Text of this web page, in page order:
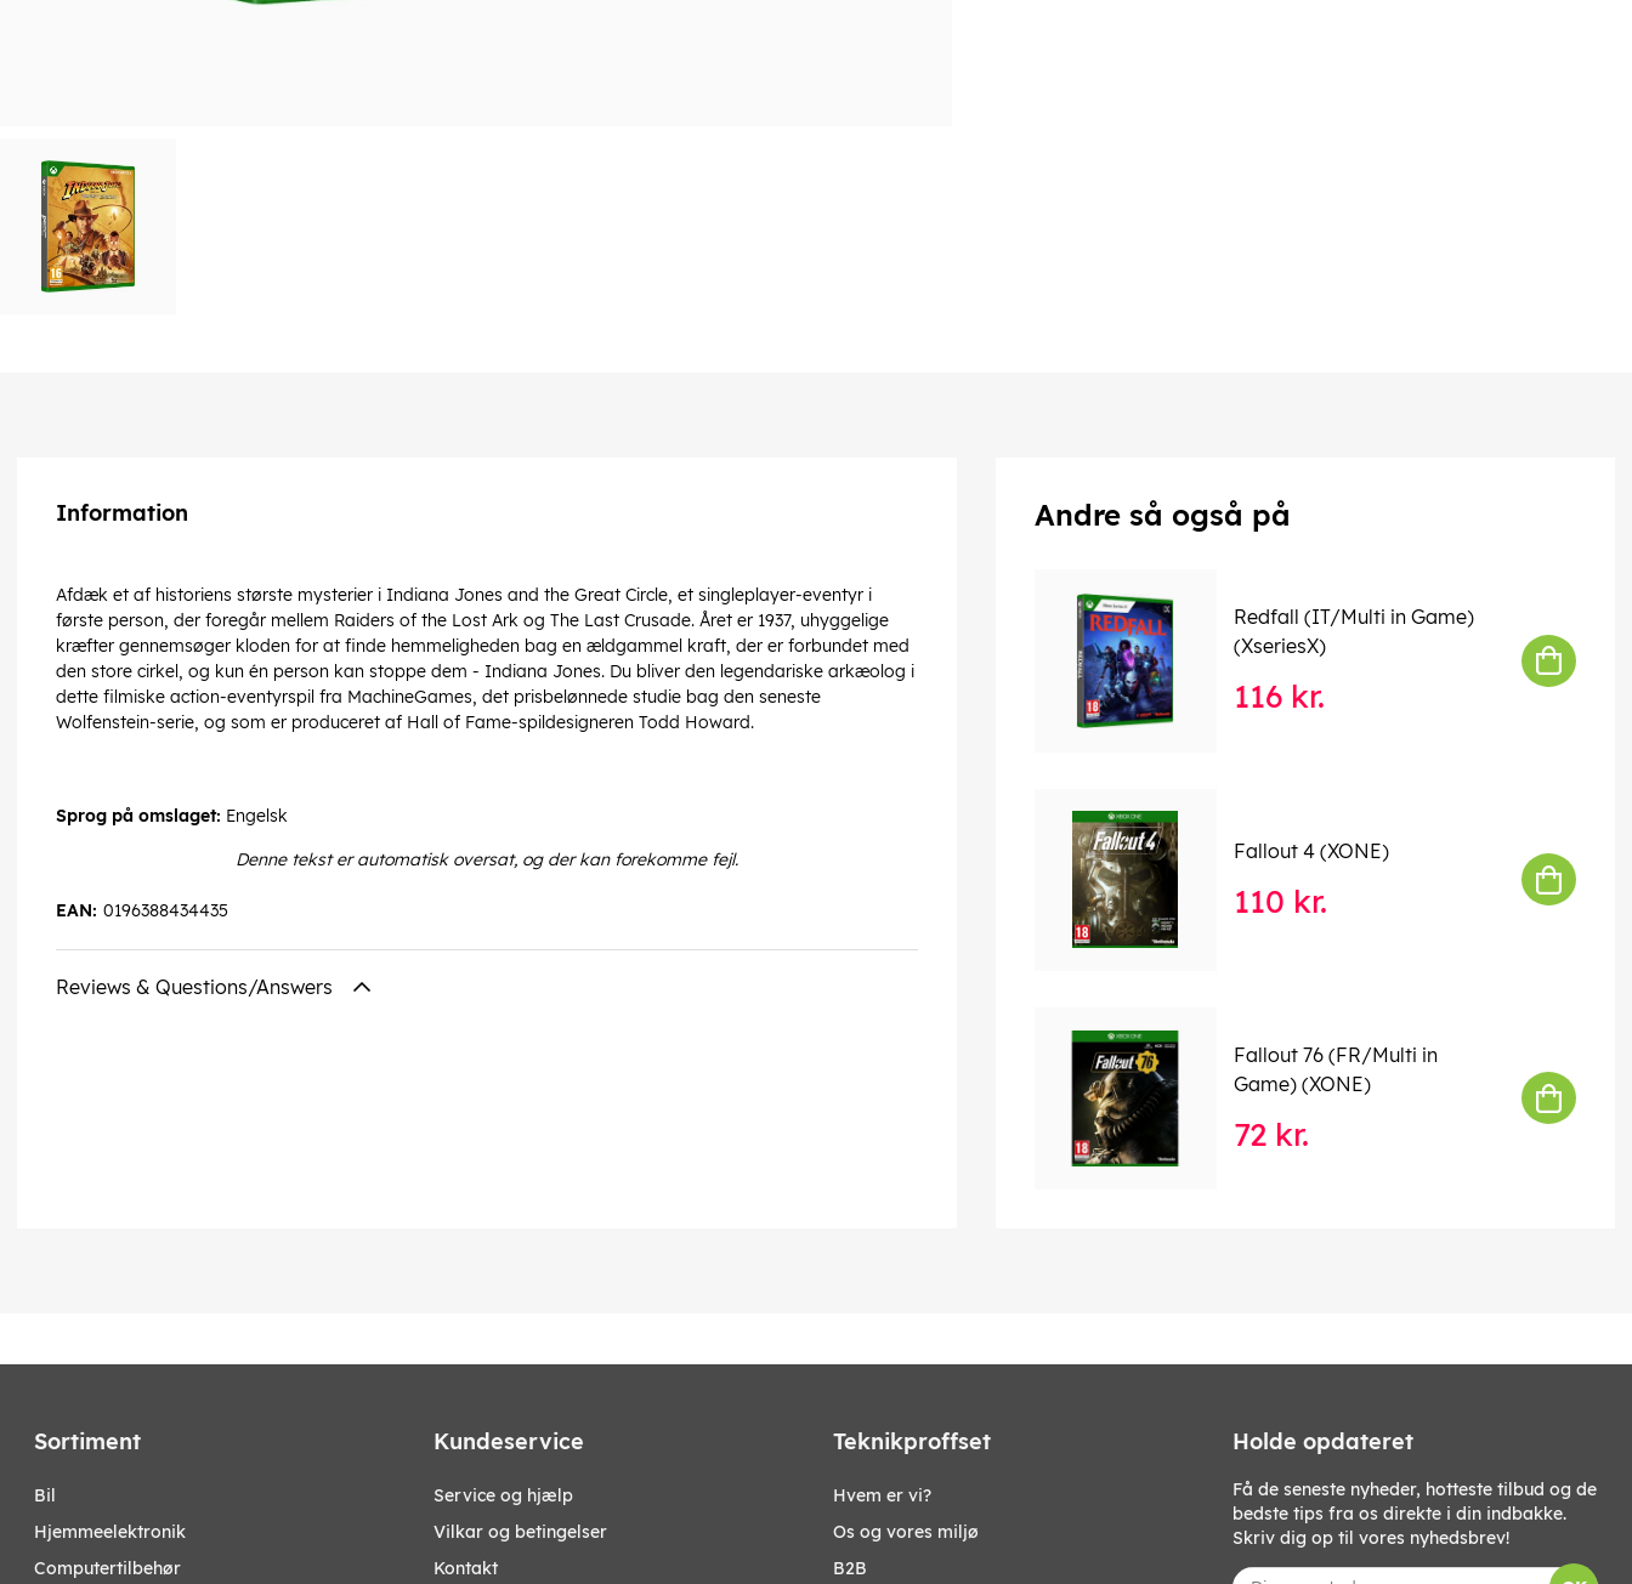
Information
Afdæk et af historiens største mysterier i Indiana Jones and the Great Circle, et singleplayer-eventyr i
første person, der foregår mellem Raiders of the Lost Ark og The Last Crusade. Året er 1937, uhyggelige
kræfter gennemsøger kloden for at finde hemmeligheden bag en ældgammel kraft, der er forbundet med
den store cirkel, og kun én person kan stoppe dem - Indiana Jones. Du bliver den legendariske arkæolog i
dette filmiske action-eventyrspil fra MachineGames, det prisbelønnede studie bag den seneste
Wolfenstein-serie, og som er produceret af Hall of Fame-spildesigneren Todd Howard.
Sprog på omslaget: Engelsk
Denne tekst er automatisk oversat, og der kan forekomme fejl.
0196388434435
EAN:
Reviews & Questions/Answers
Andre så også på
Redfall (IT/Multi in Game)
(XseriesX)
116 kr.
Fallout 4 (XONE)
110 kr.
Fallout 76 (FR/Multi in
Game) (XONE)
72 kr.
Sortiment
bil
hjemmeelektronik
computertilbehør
Kundeservice
Service og hjælp
Vilkar og betingelser
Kontakt
Teknikproffset
Hvem er vi?
Os og vores miljø
B2B
Holde opdateret
Få de seneste nyheder, hotteste tilbud og de
bedste tips fra os direkte i din indbakke.
Skriv dig op til vores nyhedsbrev!